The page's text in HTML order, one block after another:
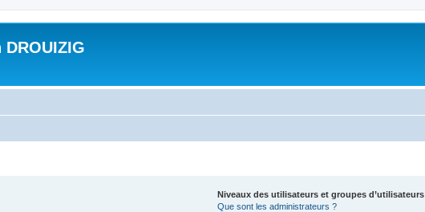
Niveaux des utilisateurs et groupes d’utilisateurs
Que sont les administrateurs ?